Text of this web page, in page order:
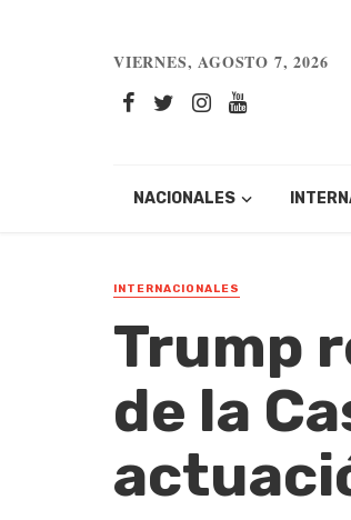
VIERNES, AGOSTO 7, 2026
NACIONALES
INTERNACIONALES
Trump
de la